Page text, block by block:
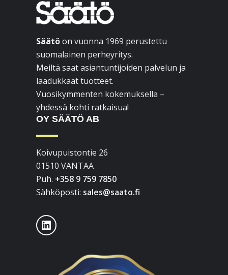
Footer
Säätöon vuonna 1969 perustettu
suomalainen perheyritys.
Meiltä saat asiantuntijoiden palvelun ja
laadukkaat tuotteet.
Vuosikymmenten kokemuksella –
yhdessä kohti ratkaisua!
OY SÄÄTÖ AB
Koivupuistontie 26
01510 VANTAA
Puh. +358 9 759 7850
Sähköposti: sales@saato.fi
LinkedIn